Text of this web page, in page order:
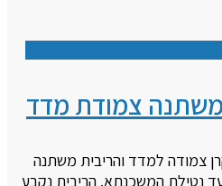
צמודת מדד
צמודה למדד והריבית משתנה
נטילת המשכנתא. הריבית נקבע